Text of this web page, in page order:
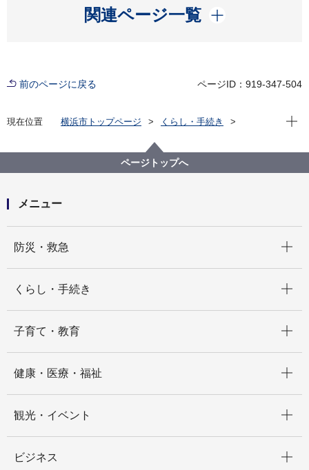
関連ページ一覧
開く
前のページに戻る ページID：919-347-504
現在位置 横浜市トップページ
くらし・手続き
資料
横浜市民の音環境に関する意識調査
現在
ページトップへ
メニュー
防災・救急
くらし・手続き
子育て・教育
健康・医療・福祉
観光・イベント
ビジネス